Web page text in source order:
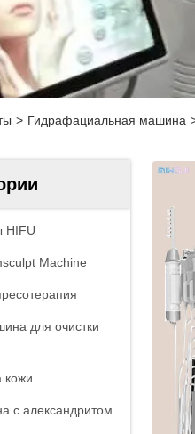
> Гидрафациальная машина
HIFU
Machine
для очистки
кожи
с александритом